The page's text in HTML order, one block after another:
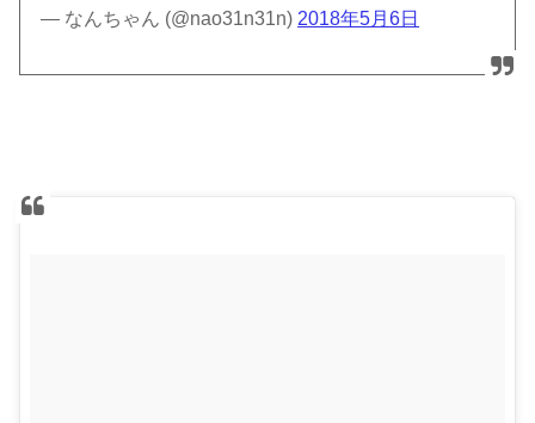
— なんちゃん (@nao31n31n) 2018年5月6日